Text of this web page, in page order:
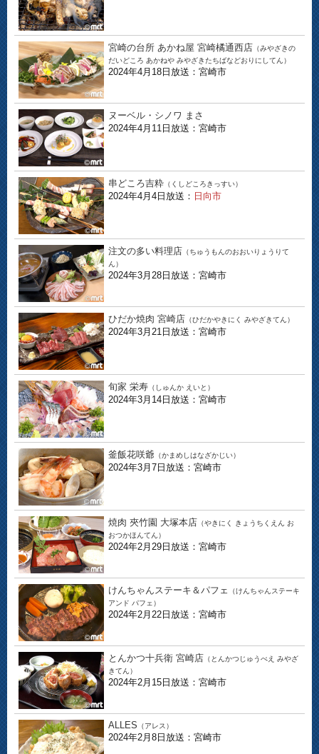
宮崎の台所 あかね屋 宮崎橘通西店 （みやざきの
だいどころ あかねや みやざきたちばなどおりにしてん）
2024年4月18日放送：宮崎市
ヌーベル・シノワ まさ
2024年4月11日放送：宮崎市
串どころ吉粋 （くしどころきっすい）
2024年4月4日放送： 日向市
注文の多い料理店 （ちゅうもんのおおいりょうりて
ん）
2024年3月28日放送：宮崎市
ひだか焼肉 宮崎店 （ひだかやきにく みやざきてん）
2024年3月21日放送：宮崎市
旬家 栄寿 （しゅんか えいと）
2024年3月14日放送：宮崎市
釜飯花咲爺 （かまめしはなざかじい）
2024年3月7日放送：宮崎市
焼肉 夾竹園 大塚本店 （やきにく きょうちくえん お
おつかほんてん）
2024年2月29日放送：宮崎市
けんちゃんステーキ＆パフェ
（けんちゃんステーキ
アンド パフェ）
2024年2月22日放送：宮崎市
とんかつ十兵衛 宮崎店 （とんかつじゅうべえ みやざ
きてん）
2024年2月15日放送：宮崎市
ALLES （アレス）
2024年2月8日放送：宮崎市